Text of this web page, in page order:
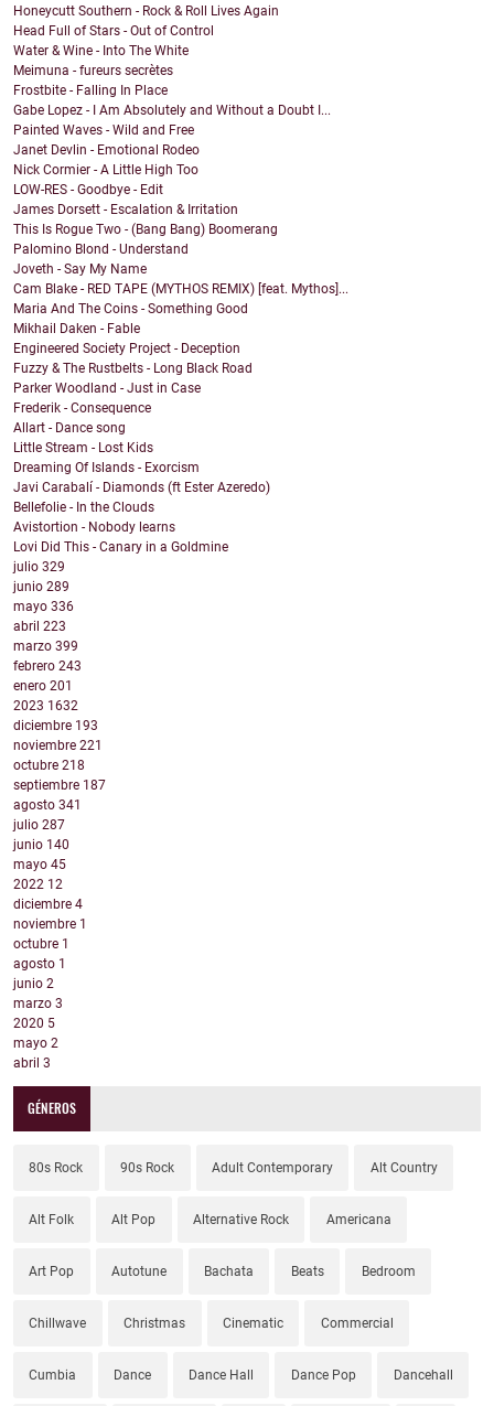
Honeycutt Southern - Rock & Roll Lives Again
Head Full of Stars - Out of Control
Water & Wine - Into The White
Meimuna - fureurs secrètes
Frostbite - Falling In Place
Gabe Lopez - I Am Absolutely and Without a Doubt I...
Painted Waves - Wild and Free
Janet Devlin - Emotional Rodeo
Nick Cormier - A Little High Too
LOW-RES - Goodbye - Edit
James Dorsett - Escalation & Irritation
This Is Rogue Two - (Bang Bang) Boomerang
Palomino Blond - Understand
Joveth - Say My Name
Cam Blake - RED TAPE (MYTHOS REMIX) [feat. Mythos]...
Maria And The Coins - Something Good
Mikhail Daken - Fable
Engineered Society Project - Deception
Fuzzy & The Rustbelts - Long Black Road
Parker Woodland - Just in Case
Frederik - Consequence
Allart - Dance song
Little Stream - Lost Kids
Dreaming Of Islands - Exorcism
Javi Carabalí - Diamonds (ft Ester Azeredo)
Bellefolie - In the Clouds
Avistortion - Nobody learns
Lovi Did This - Canary in a Goldmine
julio 329
junio 289
mayo 336
abril 223
marzo 399
febrero 243
enero 201
2023 1632
diciembre 193
noviembre 221
octubre 218
septiembre 187
agosto 341
julio 287
junio 140
mayo 45
2022 12
diciembre 4
noviembre 1
octubre 1
agosto 1
junio 2
marzo 3
2020 5
mayo 2
abril 3
GÉNEROS
80s Rock 90s Rock Adult Contemporary Alt Country
Alt Folk Alt Pop Alternative Rock Americana
Art Pop Autotune Bachata Beats Bedroom
Chillwave Christmas Cinematic Commercial
Cumbia Dance Dance Hall Dance Pop Dancehall